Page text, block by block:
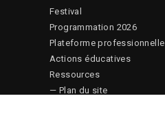
Festival
Programmation 2026
Plateforme professionnelle
Actions éducatives
Ressources
— Plan du site